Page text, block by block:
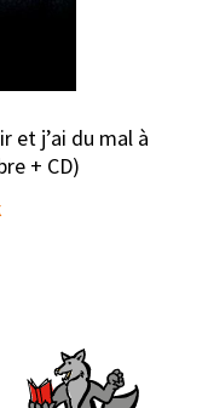
et j’ai du mal à
+ CD)